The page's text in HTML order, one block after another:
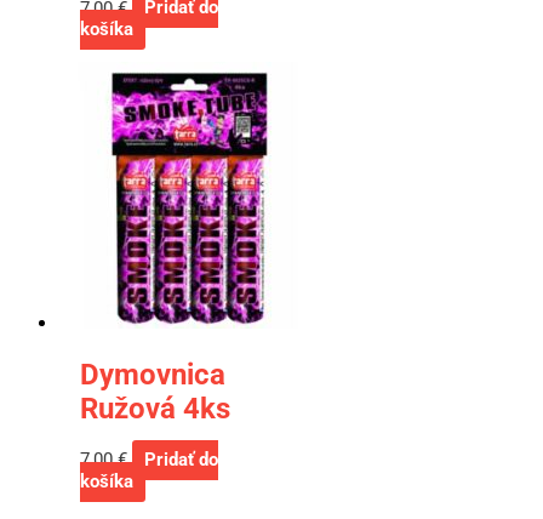
7,00€
Pridať do
košíka
Dymovnica
Ružová 4ks
7,00€
Pridať do
košíka